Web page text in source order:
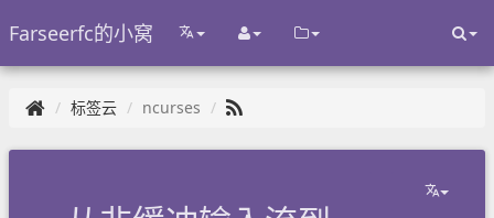
Farseerfc的小窝
标签云 ncurses